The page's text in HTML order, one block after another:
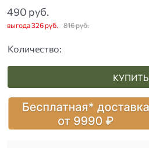
816 руб.
490 руб.
выгода326 руб.
Количество:
КУПИТЬ